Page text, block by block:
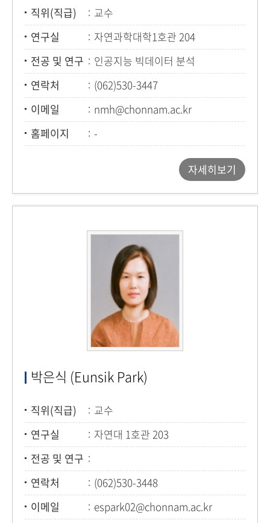
직위(직급)
교수
연구실
자연과학대학1호관 204
전공 및 연구
인공지능 빅데이터 분석
연락처
(062)530-3447
이메일
nmh@chonnam.ac.kr
홈페이지
-
자세히보기
박은식 (Eunsik Park)
직위(직급)
교수
연구실
자연대 1호관 203
전공 및 연구
연락처
(062)530-3448
이메일
espark02@chonnam.ac.kr